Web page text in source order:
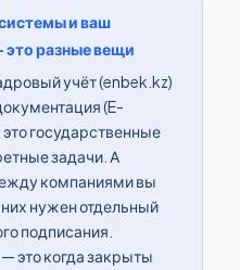
и ваш
разные вещи
учёт (enbek.kz)
(E-
государственные
задачи. А
компаниями вы
нужен отдельный
подписания.
это когда закрыты